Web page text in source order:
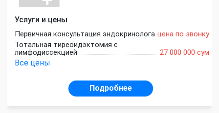
Услуги и цены
Первичная консультация эндокринолога цена по звонку
Тотальная тиреоидэктомия с
лимфодиссекцией
27 000 000 сум
Все цены
Подробнее